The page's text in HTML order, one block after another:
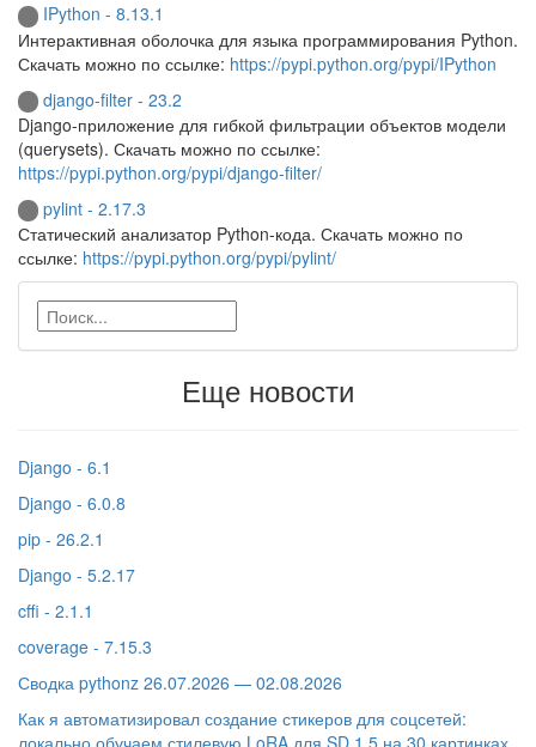
IPython - 8.13.1
Интерактивная оболочка для языка программирования Python.
Скачать можно по ссылке: https://pypi.python.org/pypi/IPython
django-filter - 23.2
Django-приложение для гибкой фильтрации объектов модели
(querysets). Скачать можно по ссылке:
https://pypi.python.org/pypi/django-filter/
pylint - 2.17.3
Статический анализатор Python-кода. Скачать можно по
ссылке: https://pypi.python.org/pypi/pylint/
Еще новости
Django - 6.1
Django - 6.0.8
pip - 26.2.1
Django - 5.2.17
cffi - 2.1.1
coverage - 7.15.3
Сводка pythonz 26.07.2026 — 02.08.2026
Как я автоматизировал создание стикеров для соцсетей: